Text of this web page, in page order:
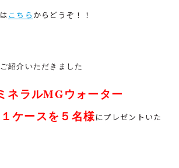
こちら からどうぞ！！
紹介いただきました
ネラルMGウォーター
ケースを５ 名様にプレゼントいた